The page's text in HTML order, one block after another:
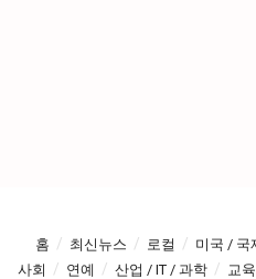
홈 최신뉴스 로컬 미국 / 국
사회
연예 산업 / IT / 과학 교육